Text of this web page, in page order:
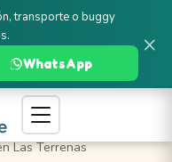
Iglesias y Templos
Las Terrenas
×
transporte o buggy
WhatsApp